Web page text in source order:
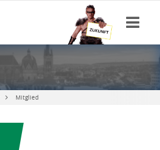
Mitglied